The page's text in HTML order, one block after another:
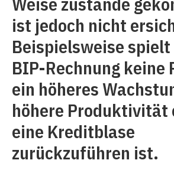
ist jedoch nicht
Beispielsweise spielt
BIP-Rechnung keine
ein höheres
höhere Produktivität
eine Kreditblase
zurückzuführen ist.